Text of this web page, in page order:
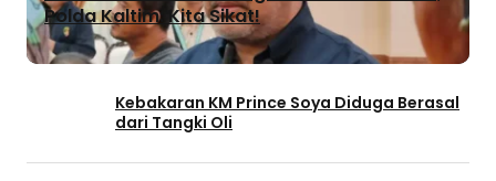
Polda Kaltim: Kita Sikat!
Kebakaran KM Prince Soya Diduga Berasal
dari Tangki Oli